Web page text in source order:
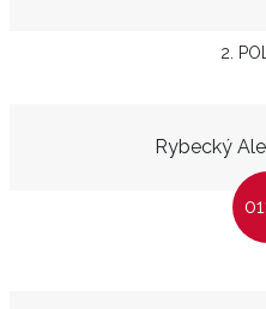
2.
Rybecký